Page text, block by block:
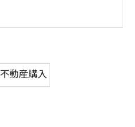
不動産購入